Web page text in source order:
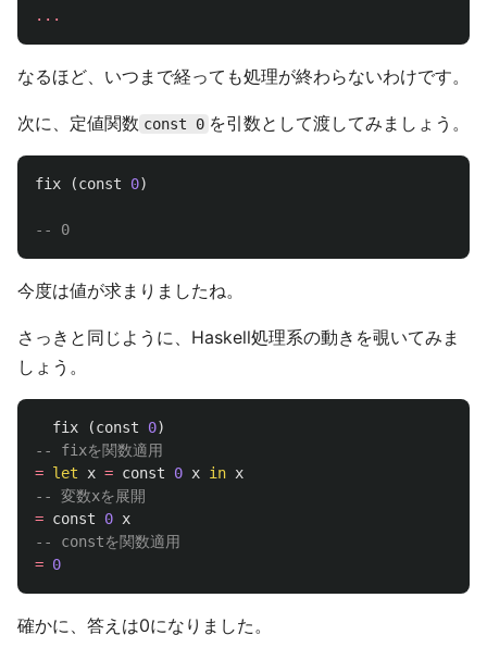
...
なるほど、いつまで経っても処理が終わらないわけです。
次に、定値関数 const 0 を引数として渡してみましょう。
fix (const 0)
-- 0
今度は値が求まりましたね。
さっきと同じように、Haskell処理系の動きを覗いてみま
しょう。
fix (const 0)
-- fixを関数適用
= let x = const 0 x in x
-- 変数xを展開
= const 0 x
-- constを関数適用
= 0
確かに、答えは0になりました。